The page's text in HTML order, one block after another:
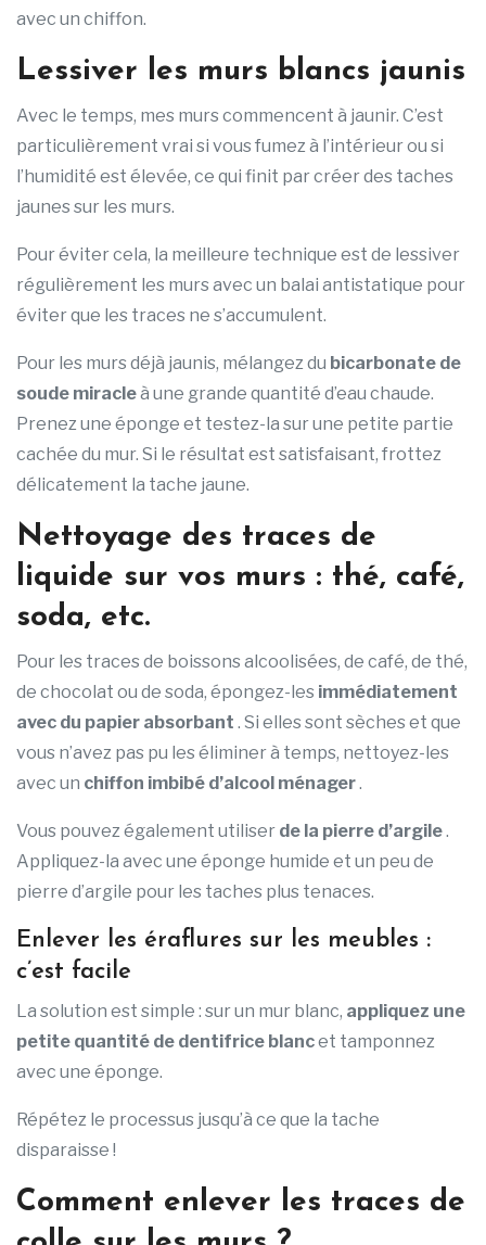
avec un chiffon.
Lessiver les murs blancs jaunis
Avec le temps, mes murs commencent à jaunir. C’est
particulièrement vrai si vous fumez à l’intérieur ou si
l’humidité est élevée, ce qui finit par créer des taches
jaunes sur les murs.
Pour éviter cela, la meilleure technique est de lessiver
régulièrement les murs avec un balai antistatique pour
éviter que les traces ne s’accumulent.
Pour les murs déjà jaunis, mélangez du bicarbonate de
soude miracleà une grande quantité d’eau chaude.
Prenez une éponge et testez-la sur une petite partie
cachée du mur. Si le résultat est satisfaisant, frottez
délicatement la tache jaune.
Nettoyage des traces de
liquide sur vos murs : thé, café,
soda, etc.
Pour les traces de boissons alcoolisées, de café, de thé,
de chocolat ou de soda, épongez-les immédiatement
avec du papier absorbant . Si elles sont sèches et que
vous n’avez pas pu les éliminer à temps, nettoyez-les
avec un chiffon imbibé d’alcool ménager.
Vous pouvez également utiliser de la pierre d’argile.
Appliquez-la avec une éponge humide et un peu de
pierre d’argile pour les taches plus tenaces.
Enlever les éraflures sur les meubles :
c’est facile
La solution est simple : sur un mur blanc, appliquez une
petite quantité de dentifrice blancet tamponnez
avec une éponge.
Répétez le processus jusqu’à ce que la tache
disparaisse !
Comment enlever les traces de